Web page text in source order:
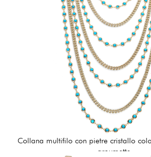
Collana multifilo con pietre cristallo
groumette